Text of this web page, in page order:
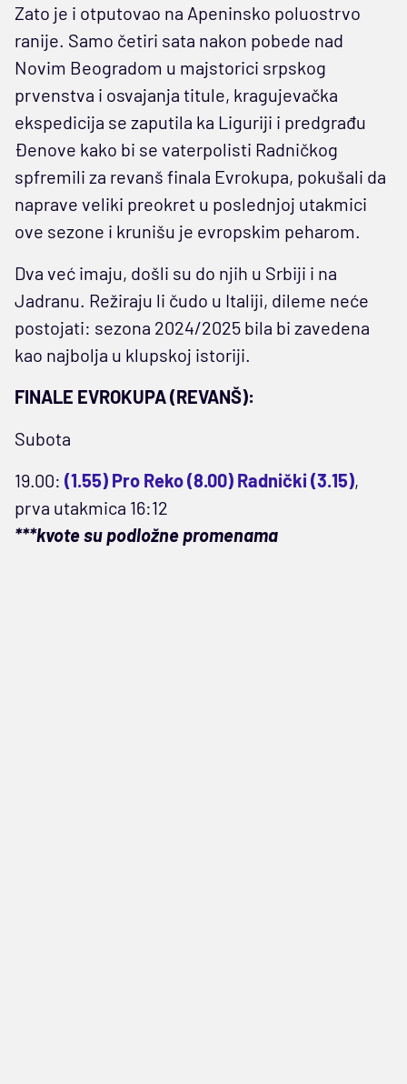
Zato je i otputovao na Apeninsko poluostrvo
ranije. Samo četiri sata nakon pobede nad
Novim Beogradom u majstorici srpskog
prvenstva i osvajanja titule, kragujevačka
ekspedicija se zaputila ka Liguriji i predgrađu
Đenove kako bi se vaterpolisti Radničkog
spfremili za revanš finala Evrokupa, pokušali da
naprave veliki preokret u poslednjoj utakmici
ove sezone i krunišu je evropskim peharom.
Dva već imaju, došli su do njih u Srbiji i na
Jadranu. Režiraju li čudo u Italiji, dileme neće
postojati: sezona 2024/2025 bila bi zavedena
kao najbolja u klupskoj istoriji.
FINALE EVROKUPA (REVANŠ):
Subota
19.00: (1.55) Pro Reko (8.00) Radnički (3.15),
prva utakmica 16:12
***kvote su podložne promenama